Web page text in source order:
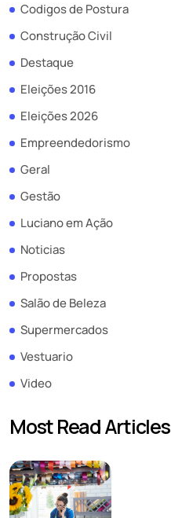
Codigos de Postura
Construção Civil
Destaque
Eleições 2016
Eleições 2026
Empreendedorismo
Geral
Gestão
Luciano em Ação
Noticias
Propostas
Salão de Beleza
Supermercados
Vestuario
Video
Most Read Articles